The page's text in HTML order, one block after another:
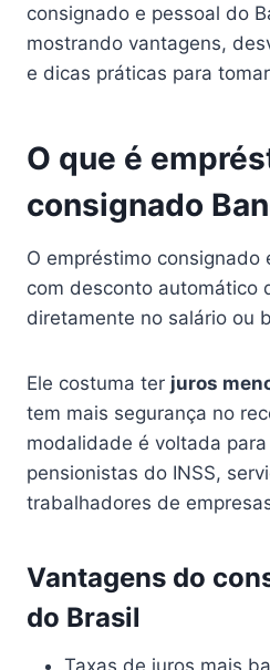
consignado e pessoal do
mostrando vantagens,
e dicas práticas para
O que é
consignado
O empréstimo
com desconto automático
diretamente no salário ou
Ele costuma ter juros
tem mais segurança no
modalidade é voltada
pensionistas do INSS,
trabalhadores de
Vantagens do
do Brasil
Taxas de juros mais